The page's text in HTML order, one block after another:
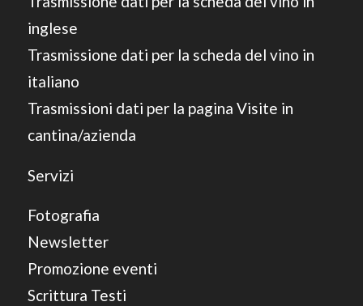
inglese
Trasmissione dati per la scheda del vino in
italiano
Trasmissioni dati per la pagina Visite in
cantina/azienda
Servizi
Fotografia
Newsletter
Promozione eventi
Scrittura Testi